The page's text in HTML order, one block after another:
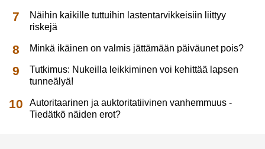
Näihin kaikille tuttuihin lastentarvikkeisiin liittyy
riskejä
Minkä ikäinen on valmis jättämään päiväunet pois?
Tutkimus: Nukeilla leikkiminen voi kehittää lapsen
tunneälyä!
Autoritaarinen ja auktoritatiivinen vanhemmuus -
Tiedätkö näiden erot?